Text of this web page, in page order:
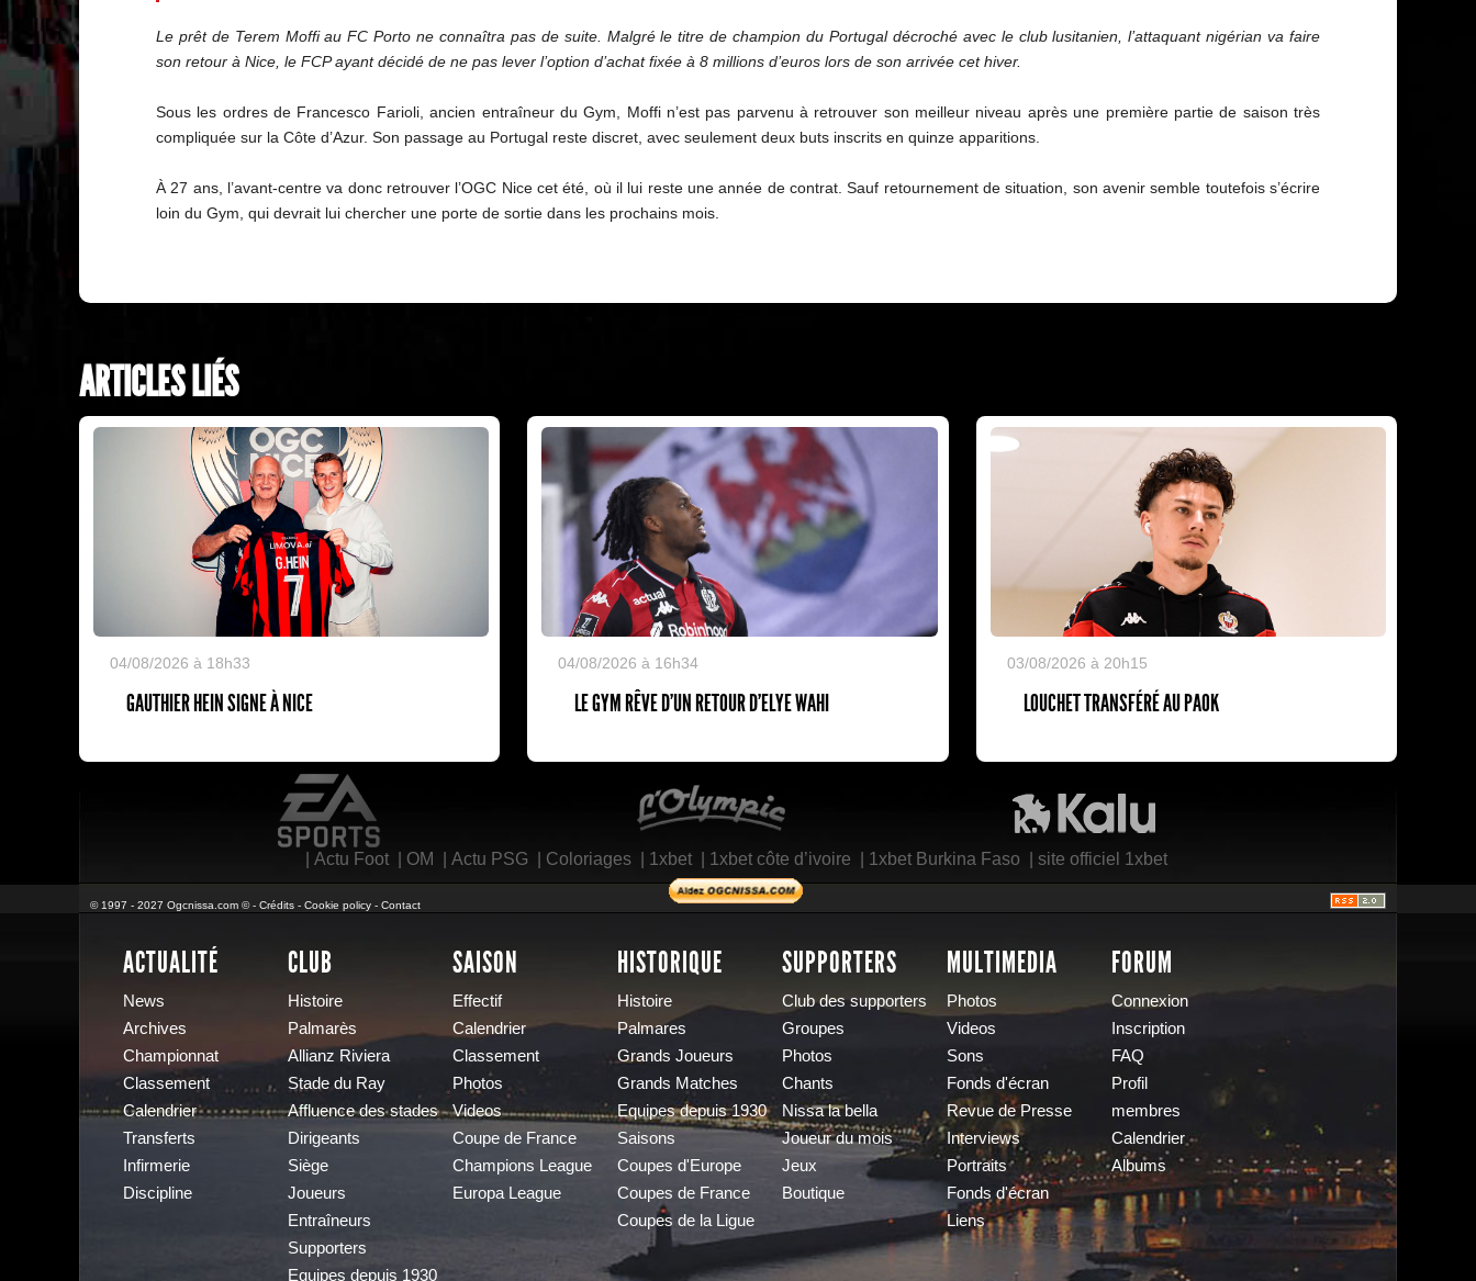
Le prêt de Terem Moffi au FC Porto ne connaîtra pas de suite. Malgré le titre de champion du Portugal décroché avec le club lusitanien, l’attaquant nigérian va faire
son retour à Nice, le FCP ayant décidé de ne pas lever l’option d’achat fixée à 8 millions d’euros lors de son arrivée cet hiver.
Sous les ordres de Francesco Farioli, ancien entraîneur du Gym, Moffi n’est pas parvenu à retrouver son meilleur niveau après une première partie de saison très
compliquée sur la Côte d’Azur. Son passage au Portugal reste discret, avec seulement deux buts inscrits en quinze apparitions.
À 27 ans, l’avant-centre va donc retrouver l’OGC Nice cet été, où il lui reste une année de contrat. Sauf retournement de situation, son avenir semble toutefois s’écrire
loin du Gym, qui devrait lui chercher une porte de sortie dans les prochains mois.
ARTICLES LIÉS
04/08/2026 à 18h33
GAUTHIER HEIN SIGNE À NICE
04/08/2026 à 16h34
LE GYM RÊVE D’UN RETOUR D’ELYE WAHI
03/08/2026 à 20h15
LOUCHET TRANSFÉRÉ AU PAOK
Actu Foot| OM Actu PSG| Coloriages| 1xbet| 1xbet côte d’ivoire 1xbet Burkina Faso site officiel 1xbet
© 1997 - 2027 Ogcnissa.com © - Crédits - Cookie policy - Contact
ACTUALITÉ
News
Archives
Championnat
Classement
Calendrier
Transferts
Infirmerie
Discipline
CLUB
Histoire
Palmarès
Allianz Riviera
Stade du Ray
Affluence des stades
Dirigeants
Siège
Joueurs
Entraîneurs
Supporters
Equipes depuis 1930
SAISON
Effectif
Calendrier
Classement
Photos
Videos
Coupe de France
Champions League
Europa League
HISTORIQUE
Histoire
Palmares
Grands Joueurs
Grands Matches
Equipes depuis 1930
Saisons
Coupes d'Europe
Coupes de France
Coupes de la Ligue
SUPPORTERS
Club des supporters
Groupes
Photos
Chants
Nissa la bella
Joueur du mois
Jeux
Boutique
MULTIMEDIA
Photos
Videos
Sons
Fonds d'écran
Revue de Presse
Interviews
Portraits
Fonds d'écran
Liens
FORUM
Connexion
Inscription
FAQ
Profil
membres
Calendrier
Albums